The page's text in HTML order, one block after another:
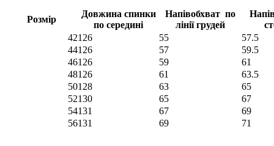
Розмір
Довжина спинки
по середині
Напівобхват по
лінії грудей
42126 55
57.5
44126 57
59.5
46126 59
61
48126 61
63.5
50128 63
65
52130 65
67
54131 67
69
56131 69 71